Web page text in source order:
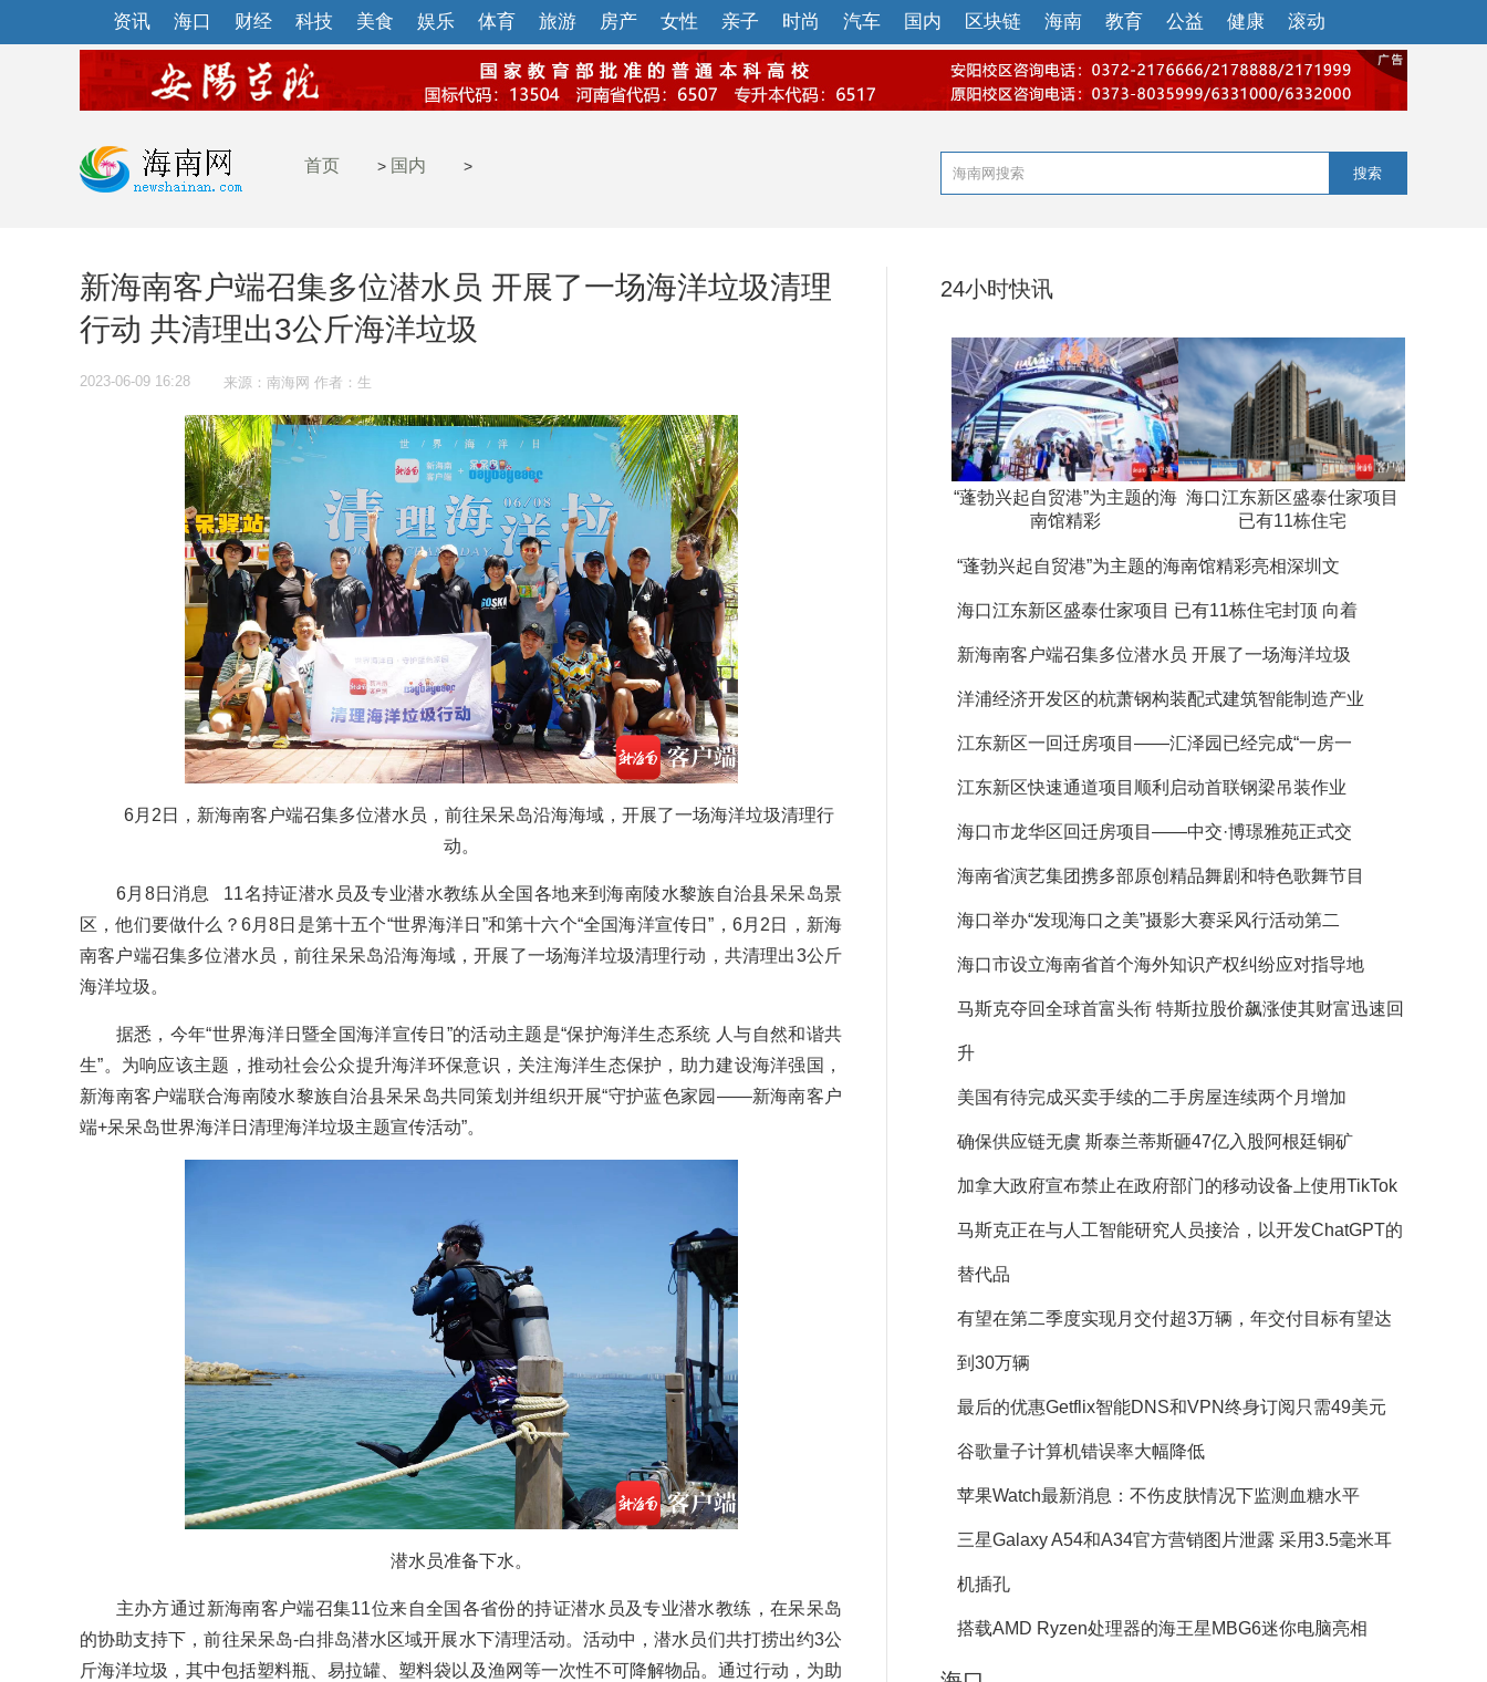
资讯 海口 财经 科技 美食 娱乐 体育 旅游 房产 女性 亲子 时尚 汽车 国内 区块链 海南 教育 公益 健康 滚动
首页 > 国内 > 搜索
新海南客户端召集多位潜水员 开展了一场海洋垃圾清理
行动 共清理出3公斤海洋垃圾
2023-06-09 16:28 来源：南海网 作者：生
6月2日，新海南客户端召集多位潜水员，前往呆呆岛沿海海域，开展了一场海洋垃圾清理行
动。
6月8日消息 11名持证潜水员及专业潜水教练从全国各地来到海南陵水黎族自治县呆呆岛景
区，他们要做什么？6月8日是第十五个“世界海洋日”和第十六个“全国海洋宣传日”，6月2日，新海
南客户端召集多位潜水员，前往呆呆岛沿海海域，开展了一场海洋垃圾清理行动，共清理出3公斤
海洋垃圾。
据悉，今年“世界海洋日暨全国海洋宣传日”的活动主题是“保护海洋生态系统 人与自然和谐共
生”。为响应该主题，推动社会公众提升海洋环保意识，关注海洋生态保护，助力建设海洋强国，
新海南客户端联合海南陵水黎族自治县呆呆岛共同策划并组织开展“守护蓝色家园——新海南客户
端+呆呆岛世界海洋日清理海洋垃圾主题宣传活动”。
潜水员准备下水。
主办方通过新海南客户端召集11位来自全国各省份的持证潜水员及专业潜水教练，在呆呆岛
的协助支持下，前往呆呆岛-白排岛潜水区域开展水下清理活动。活动中，潜水员们共打捞出约3公
斤海洋垃圾，其中包括塑料瓶、易拉罐、塑料袋以及渔网等一次性不可降解物品。通过行动，为助
24小时快讯
“蓬勃兴起自贸港”为主题的海
南馆精彩
海口江东新区盛泰仕家项目
已有11栋住宅
“蓬勃兴起自贸港”为主题的海南馆精彩亮相深圳文
海口江东新区盛泰仕家项目 已有11栋住宅封顶 向着
新海南客户端召集多位潜水员 开展了一场海洋垃圾
洋浦经济开发区的杭萧钢构装配式建筑智能制造产业
江东新区一回迁房项目——汇泽园已经完成“一房一
江东新区快速通道项目顺利启动首联钢梁吊装作业
海口市龙华区回迁房项目——中交·博璟雅苑正式交
海南省演艺集团携多部原创精品舞剧和特色歌舞节目
海口举办“发现海口之美”摄影大赛采风行活动第二
海口市设立海南省首个海外知识产权纠纷应对指导地
马斯克夺回全球首富头衔 特斯拉股价飙涨使其财富迅速回
升
美国有待完成买卖手续的二手房屋连续两个月增加
确保供应链无虞 斯泰兰蒂斯砸47亿入股阿根廷铜矿
加拿大政府宣布禁止在政府部门的移动设备上使用TikTok
马斯克正在与人工智能研究人员接洽，以开发ChatGPT的
替代品
有望在第二季度实现月交付超3万辆，年交付目标有望达
到30万辆
最后的优惠Getflix智能DNS和VPN终身订阅只需49美元
谷歌量子计算机错误率大幅降低
苹果Watch最新消息：不伤皮肤情况下监测血糖水平
三星Galaxy A54和A34官方营销图片泄露 采用3.5毫米耳
机插孔
搭载AMD Ryzen处理器的海王星MBG6迷你电脑亮相